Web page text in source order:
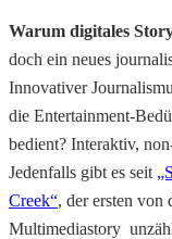
Warum digitales
doch ein neues
Innovativer
die Entertainment-
bedient? Interaktiv,
Jedenfalls gibt es seit
Creek“, der ersten von
Multimediastory